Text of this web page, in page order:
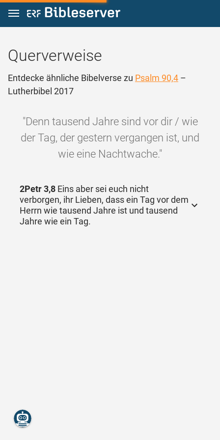
Zum Inhalt springen
Querverweise
Entdecke ähnliche Bibelverse zu Psalm 90,4 –
Lutherbibel 2017
"Denn tausend Jahre sind vor dir / wie
der Tag, der gestern vergangen ist, und
wie eine Nachtwache."
2Petr 3,8 Eins aber sei euch nicht
verborgen, ihr Lieben, dass ein Tag vor dem
Herrn wie tausend Jahre ist und tausend
Jahre wie ein Tag.